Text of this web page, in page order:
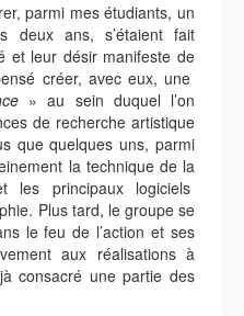
parmi mes étudiants, un
deux ans, s’étaient fait
et leur désir manifeste de
créer, avec eux, une
» au sein duquel l’on
de recherche artistique
que quelques uns, parmi
la technique de la
les principaux logiciels
Plus tard, le groupe se
le feu de l’action et ses
aux réalisations à
consacré une partie des